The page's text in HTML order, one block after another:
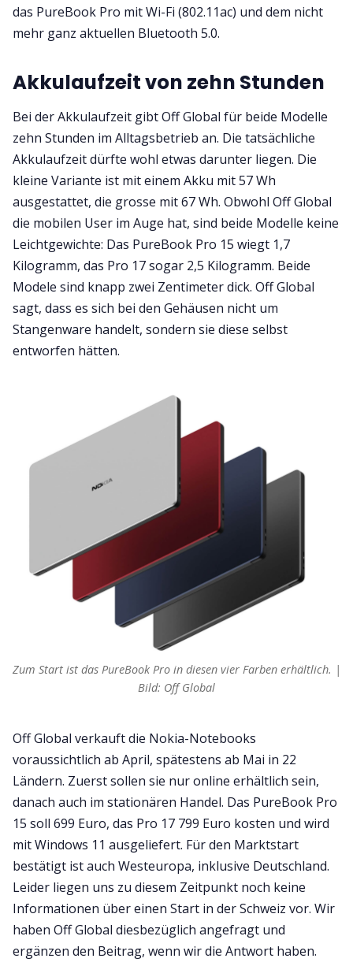
das PureBook Pro mit Wi-Fi (802.11ac) und dem nicht
mehr ganz aktuellen Bluetooth 5.0.
Akkulaufzeit von zehn Stunden
Bei der Akkulaufzeit gibt Off Global für beide Modelle
zehn Stunden im Alltagsbetrieb an. Die tatsächliche
Akkulaufzeit dürfte wohl etwas darunter liegen. Die
kleine Variante ist mit einem Akku mit 57 Wh
ausgestattet, die grosse mit 67 Wh. Obwohl Off Global
die mobilen User im Auge hat, sind beide Modelle keine
Leichtgewichte: Das PureBook Pro 15 wiegt 1,7
Kilogramm, das Pro 17 sogar 2,5 Kilogramm. Beide
Modele sind knapp zwei Zentimeter dick. Off Global
sagt, dass es sich bei den Gehäusen nicht um
Stangenware handelt, sondern sie diese selbst
entworfen hätten.
Zum Start ist das PureBook Pro in diesen vier Farben erhältlich. |
Bild: Off Global
Off Global verkauft die Nokia-Notebooks
voraussichtlich ab April, spätestens ab Mai in 22
Ländern. Zuerst sollen sie nur online erhältlich sein,
danach auch im stationären Handel. Das PureBook Pro
15 soll 699 Euro, das Pro 17 799 Euro kosten und wird
mit Windows 11 ausgeliefert. Für den Marktstart
bestätigt ist auch Westeuropa, inklusive Deutschland.
Leider liegen uns zu diesem Zeitpunkt noch keine
Informationen über einen Start in der Schweiz vor. Wir
haben Off Global diesbezüglich angefragt und
ergänzen den Beitrag, wenn wir die Antwort haben.